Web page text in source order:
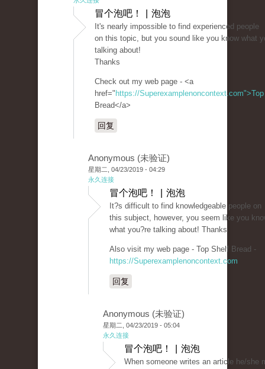
冒个泡吧！ | 泡泡
It's nearly impossible to find experienced people
on this topic, but you sound like you know what
talking about!
Thanks
Check out my web page - <a
href=" https://Superexamplenoncontext.com">Top
Bread</a>
回复
Anonymous (未验证)
星期二, 04/23/2019 - 04:29
永久连接
冒个泡吧！ | 泡泡
It?s difficult to find knowledgeable people on
this subject, however, you seem like you
what you?re talking about! Thanks
Also visit my web page - Top Shelf Bread -
https://Superexamplenoncontext.com
回复
Anonymous (未验证)
星期二, 04/23/2019 - 05:04
永久连接
冒个泡吧！ | 泡泡
When someone writes an article he/she